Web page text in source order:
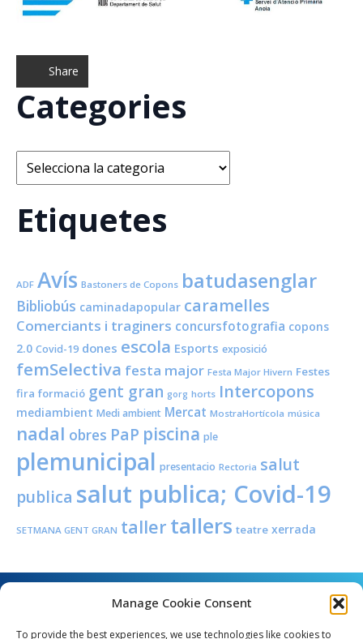
Manage Cookie Consent
To provide the best experiences, we use technologies like cookies to
Share
Categories
Categories
Etiquetes
ADF Avís Bastoners de Copons batudasenglar
Bibliobús caminadapopular caramelles
Comerciants i traginers concursfotografia copons
2.0 Covid-19 dones escola Esports exposició
femSelectiva festa major Festa Major Hivern Festes
fira formació gent gran gorg horts Intercopons
mediambient Medi ambient Mercat MostraHortícola música
nadal obres PaP piscina ple
plemunicipal presentacio Rectoria salut
publica salut publica; Covid-19
SETMANA GENT GRAN taller tallers teatre xerrada